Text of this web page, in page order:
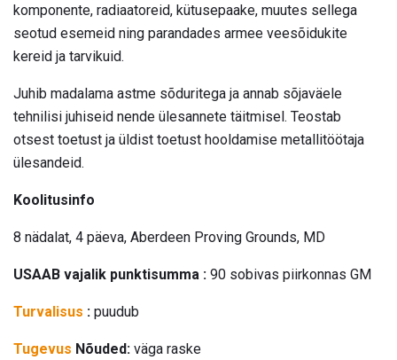
komponente, radiaatoreid, kütusepaake, muutes sellega
seotud esemeid ning parandades armee veesõidukite
kereid ja tarvikuid.
Juhib madalama astme sõduritega ja annab sõjaväele
tehnilisi juhiseid nende ülesannete täitmisel. Teostab
otsest toetust ja üldist toetust hooldamise metallitöötaja
ülesandeid.
Koolitusinfo
8 nädalat, 4 päeva, Aberdeen Proving Grounds, MD
USAAB vajalik punktisumma : 90 sobivas piirkonnas GM
Turvalisus : puudub
Tugevus Nõuded: väga raske